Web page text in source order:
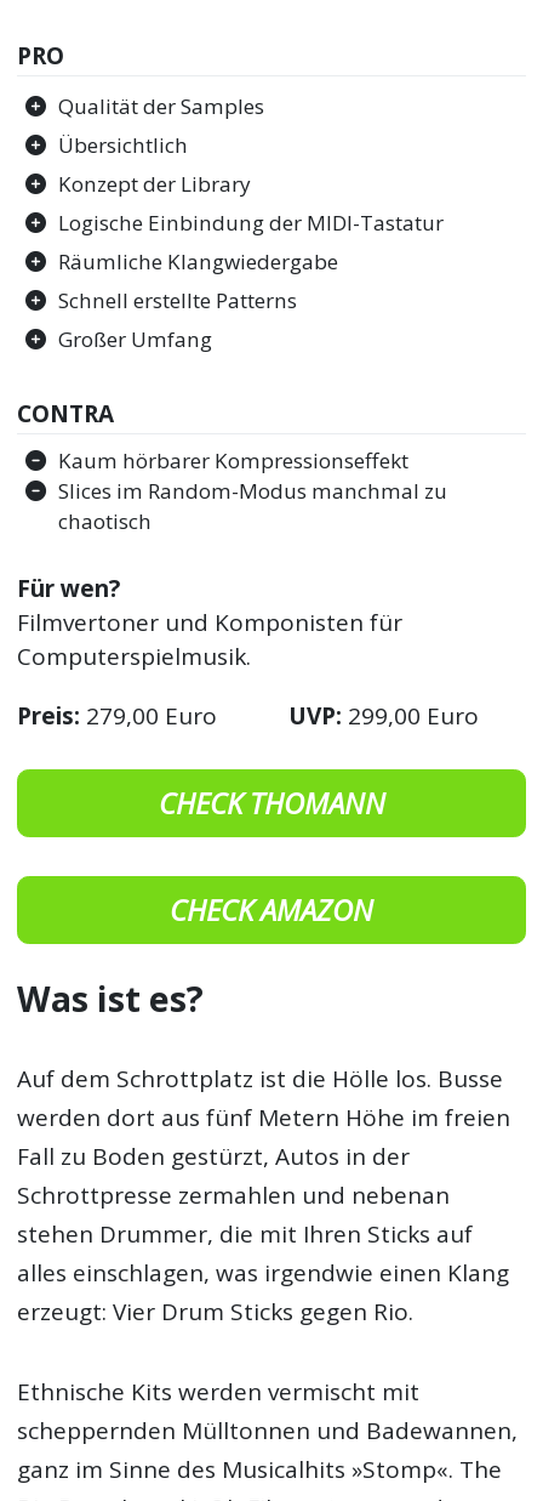
PRO
Qualität der Samples
Übersichtlich
Konzept der Library
Logische Einbindung der MIDI-Tastatur
Räumliche Klangwiedergabe
Schnell erstellte Patterns
Großer Umfang
CONTRA
Kaum hörbarer Kompressionseffekt
Slices im Random-Modus manchmal zu
chaotisch
Für wen?
Filmvertoner und Komponisten für
Computerspielmusik.
Preis: 279,00 Euro UVP: 299,00 Euro
CHECK THOMANN
CHECK AMAZON
Was ist es?
Auf dem Schrottplatz ist die Hölle los. Busse
werden dort aus fünf Metern Höhe im freien
Fall zu Boden gestürzt, Autos in der
Schrottpresse zermahlen und nebenan
stehen Drummer, die mit Ihren Sticks auf
alles einschlagen, was irgendwie einen Klang
erzeugt: Vier Drum Sticks gegen Rio.
Ethnische Kits werden vermischt mit
scheppernden Mülltonnen und Badewannen,
ganz im Sinne des Musicalhits »Stomp«. The